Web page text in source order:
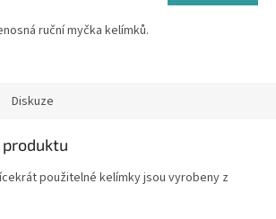
ruční myčka kelímků.
Diskuze
použitelné kelímky jsou vyrobeny z